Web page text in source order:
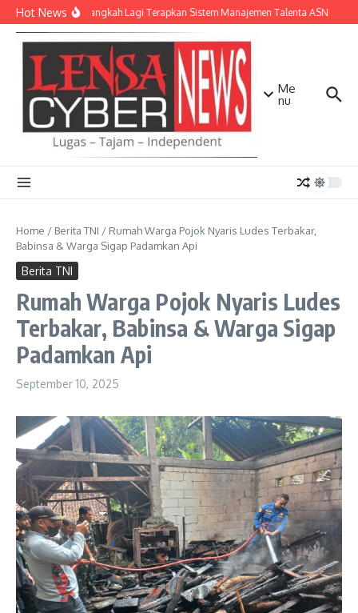
Lewati ke konten
Hot NewsNTB Selangkah Lagi Terapkan Sistem Manajemen Talenta ASN
Me
nu
Home / Berita TNI / Rumah Warga Pojok Nyaris Ludes Terbakar,
Babinsa & Warga Sigap Padamkan Api
Berita TNI
Rumah Warga Pojok Nyaris Ludes
Terbakar, Babinsa & Warga Sigap
Padamkan Api
September 10, 2025